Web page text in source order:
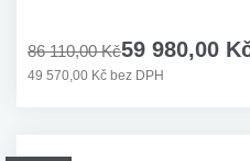
86 110,00 Kč59 980,00
49 570,00 Kč bez DPH